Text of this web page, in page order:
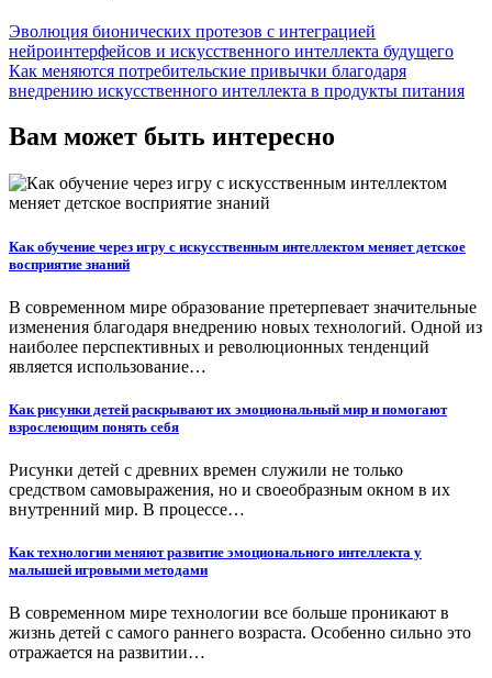
Эволюция бионических протезов с интеграцией
нейроинтерфейсов и искусственного интеллекта будущего
Как меняются потребительские привычки благодаря
внедрению искусственного интеллекта в продукты питания
Вам может быть интересно
Как обучение через игру с искусственным интеллектом меняет детское
восприятие знаний
В современном мире образование претерпевает значительные
изменения благодаря внедрению новых технологий. Одной из
наиболее перспективных и революционных тенденций
является использование…
Как рисунки детей раскрывают их эмоциональный мир и помогают
взрослеющим понять себя
Рисунки детей с древних времен служили не только
средством самовыражения, но и своеобразным окном в их
внутренний мир. В процессе…
Как технологии меняют развитие эмоционального интеллекта у
малышей игровыми методами
В современном мире технологии все больше проникают в
жизнь детей с самого раннего возраста. Особенно сильно это
отражается на развитии…